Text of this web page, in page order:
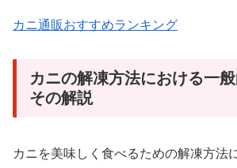
カニ通販おすすめランキング
カニの解凍方法における一
その解説
カニを美味しく食べるための解凍方法